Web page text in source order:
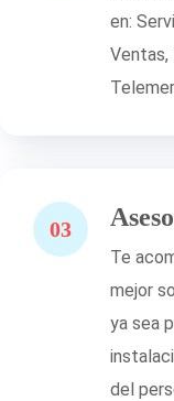
en:
Ventas,
03
Te
mejor
ya sea
del